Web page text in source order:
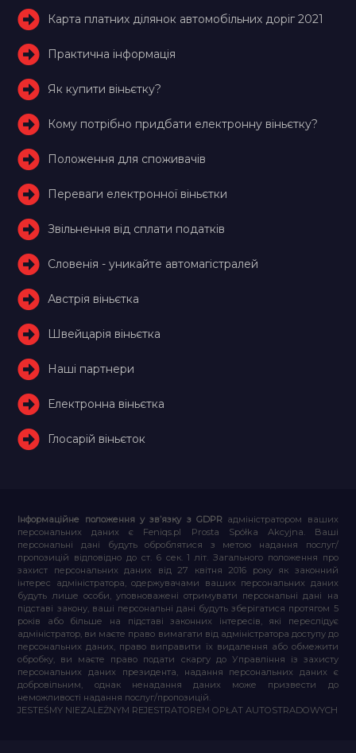
Карта платних ділянок автомобільних доріг 2021
Практична інформація
Як купити віньєтку?
Кому потрібно придбати електронну віньєтку?
Положення для споживачів
Переваги електронної віньєтки
Звільнення від сплати податків
Словенія - уникайте автомагістралей
Австрія віньєтка
Швейцарія віньєтка
Наші партнери
Електронна віньєтка
Глосарій віньєток
Інформаційне положення у зв’язку з GDPR адміністратором ваших
персональних даних є Feniqs.pl Prosta Spółka Akcyjna. Ваші
персональні дані будуть оброблятися з метою надання послуг/
пропозицій відповідно до ст. 6 сек. 1 літ. Загального положення про
захист персональних даних від 27 квітня 2016 року як законний
інтерес адміністратора, одержувачами ваших персональних даних
будуть лише особи, уповноважені отримувати персональні дані на
підставі закону, ваші персональні дані будуть зберігатися протягом 5
років або більше на підставі законних інтересів, які переслідує
адміністратор, ви маєте право вимагати від адміністратора доступу до
персональних даних, право виправити їх видалення або обмежити
обробку, ви маєте право подати скаргу до Управління із захисту
персональних даних президента, надання персональних даних є
добровільним, однак ненадання даних може призвести до
неможливості надання послуг/пропозицій.
JESTEŚMY NIEZALEŻNYM REJESTRATOREM OPŁAT AUTOSTRADOWYCH